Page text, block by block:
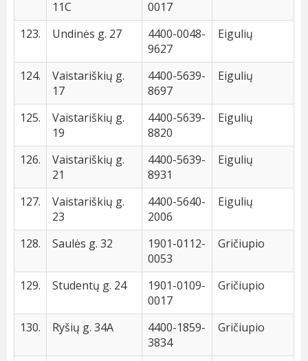
11C
0017
123.
Undinės g. 27
4400-0048-
9627
Eigulių
124.
Vaistariškių g.
17
4400-5639-
8697
Eigulių
125.
Vaistariškių g.
19
4400-5639-
8820
Eigulių
126.
Vaistariškių g.
21
4400-5639-
8931
Eigulių
127.
Vaistariškių g.
23
4400-5640-
2006
Eigulių
128. Saulės g. 32
1901-0112-
0053
Gričiupio
129. Studentų g. 24
1901-0109-
0017
Gričiupio
130. Ryšių g. 34A
4400-1859-
3834
Gričiupio